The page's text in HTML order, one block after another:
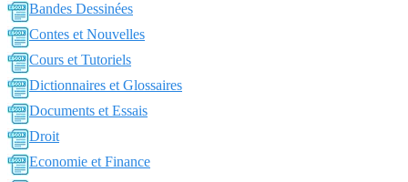
Bandes Dessinées
Contes et Nouvelles
Cours et Tutoriels
Dictionnaires et Glossaires
Documents et Essais
Droit
Economie et Finance